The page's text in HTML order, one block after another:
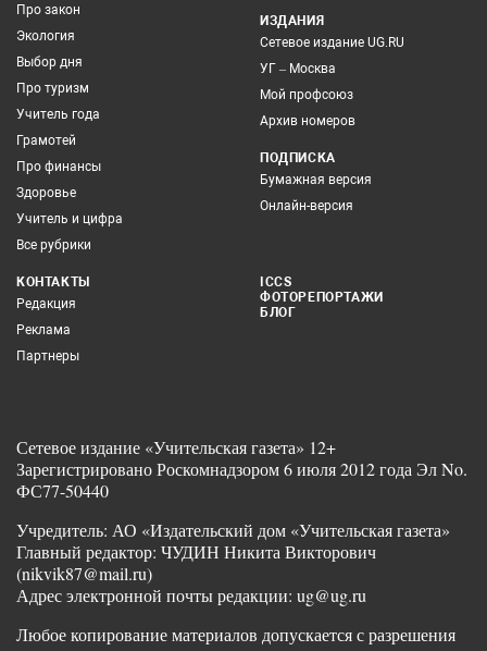
Про закон
Экология
Выбор дня
Про туризм
Учитель года
Грамотей
Про финансы
Здоровье
Учитель и цифра
Все рубрики
ИЗДАНИЯ
Сетевое издание UG.RU
УГ – Москва
Мой профсоюз
Архив номеров
ПОДПИСКА
Бумажная версия
Онлайн-версия
КОНТАКТЫ
Редакция
Реклама
Партнеры
ICCS
ФОТОРЕПОРТАЖИ
БЛОГ
Сетевое издание «Учительская газета» 12+
Зарегистрировано Роскомнадзором 6 июля 2012 года Эл No.
ФС77-50440
Учредитель: АО «Издательский дом «Учительская газета»
Главный редактор: ЧУДИН Никита Викторович
(nikvik87@mail.ru)
Адрес электронной почты редакции: ug@ug.ru
Любое копирование материалов допускается с разрешения